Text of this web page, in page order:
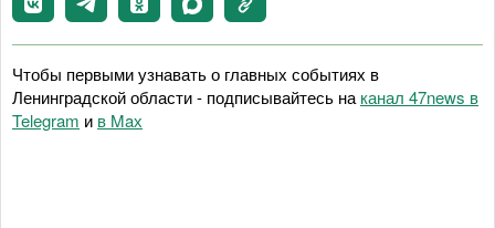
Чтобы первыми узнавать о главных событиях в
Ленинградской области - подписывайтесь на канал 47news в
Telegram и в Maх